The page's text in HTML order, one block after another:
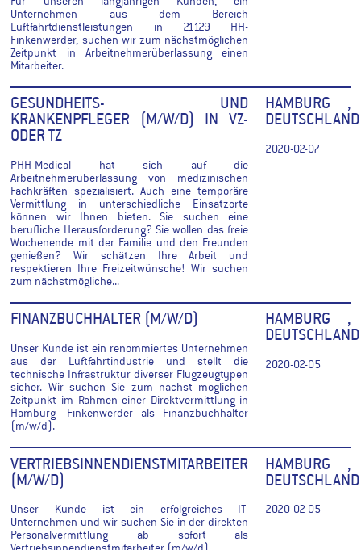
Unternehmen aus dem Bereich
Luftfahrtdienstleistungen in 21129 HH-
Finkenwerder, suchen wir zum nächstmöglichen
Zeitpunkt in Arbeitnehmerüberlassung einen
Mitarbeiter.
GESUNDHEITS- UND
KRANKENPFLEGER (M/W/D) IN VZ-
ODER TZ
PHH-Medical hat sich auf die
Arbeitnehmerüberlassung von medizinischen
Fachkräften spezialisiert. Auch eine temporäre
Vermittlung in unterschiedliche Einsatzorte
können wir Ihnen bieten. Sie suchen eine
berufliche Herausforderung? Sie wollen das freie
Wochenende mit der Familie und den Freunden
genießen? Wir schätzen Ihre Arbeit und
respektieren Ihre Freizeitwünsche! Wir suchen
zum nächstmögliche...
HAMBURG ,
DEUTSCHLAND
2020-02-07
FINANZBUCHHALTER (M/W/D)
Unser Kunde ist ein renommiertes Unternehmen
aus der Luftfahrtindustrie und stellt die
technische Infrastruktur diverser Flugzeugtypen
sicher. Wir suchen Sie zum nächst möglichen
Zeitpunkt im Rahmen einer Direktvermittlung in
Hamburg- Finkenwerder als Finanzbuchhalter
(m/w/d).
HAMBURG ,
DEUTSCHLAND
2020-02-05
VERTRIEBSINNENDIENSTMITARBEITER
(M/W/D)
Unser Kunde ist ein erfolgreiches IT-
Unternehmen und wir suchen Sie in der direkten
Personalvermittlung ab sofort als
HAMBURG ,
DEUTSCHLAND
2020-02-05